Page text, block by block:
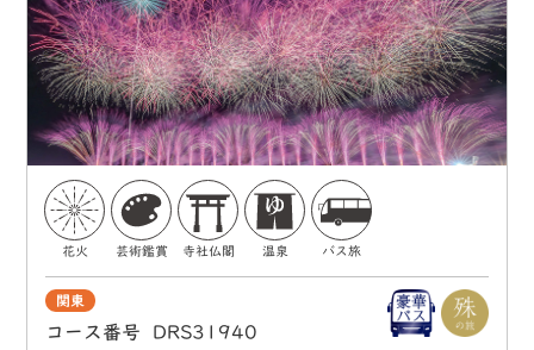
花火 芸術鑑賞 寺社仏閣 温泉 バス旅
関東
コース番号
DRS31940